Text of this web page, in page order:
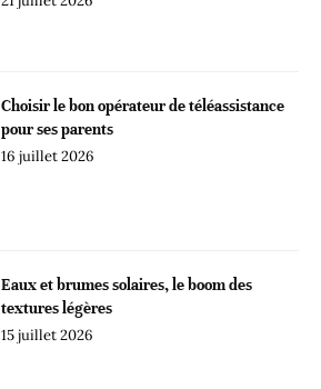
Choisir le bon opérateur de téléassistance
pour ses parents
16 juillet 2026
Eaux et brumes solaires, le boom des
textures légères
15 juillet 2026